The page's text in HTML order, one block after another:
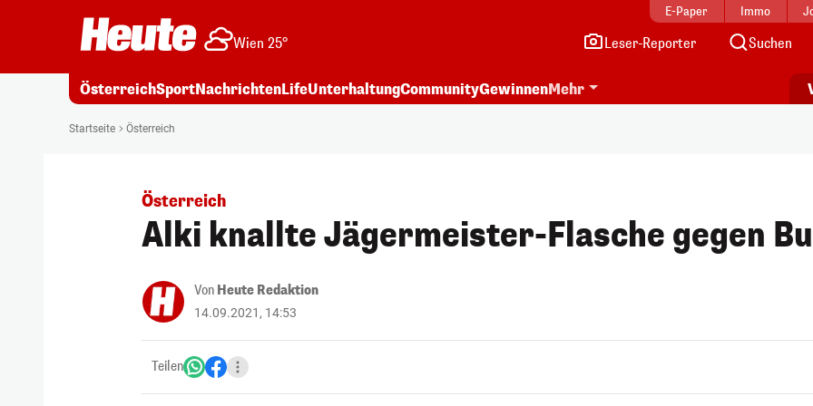
E-Paper Immo
Wien 25° Leser-Reporter Suchen
ÖsterreichSportNachrichtenLifeUnterhaltungCommunityGewinnenMehr
Startseite Österreich
Österreich
Alki knallte Jägermeister-Flasche gegen
Von Heute Redaktion
14.09.2021, 14:53
Teilen